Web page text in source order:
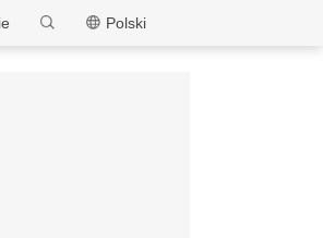
MEmu
Polski